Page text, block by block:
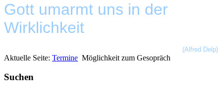
Gott umarmt uns in der
Wirklichkeit
(Alfred Delp)
Aktuelle Seite: Termine Möglichkeit zum Gesopräch
Suchen